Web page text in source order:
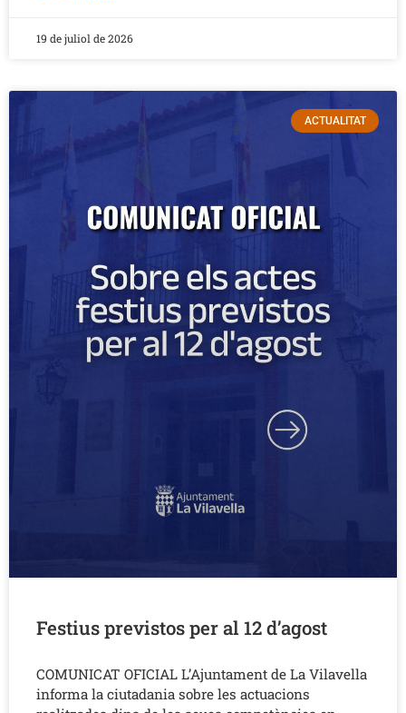
19 de juliol de 2026
ACTUALITAT
Festius previstos per al 12 d’agost
COMUNICAT OFICIAL L’Ajuntament de La Vilavella
informa la ciutadania sobre les actuacions